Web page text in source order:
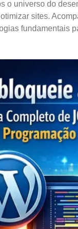
o universo do
sites.
fundamentais